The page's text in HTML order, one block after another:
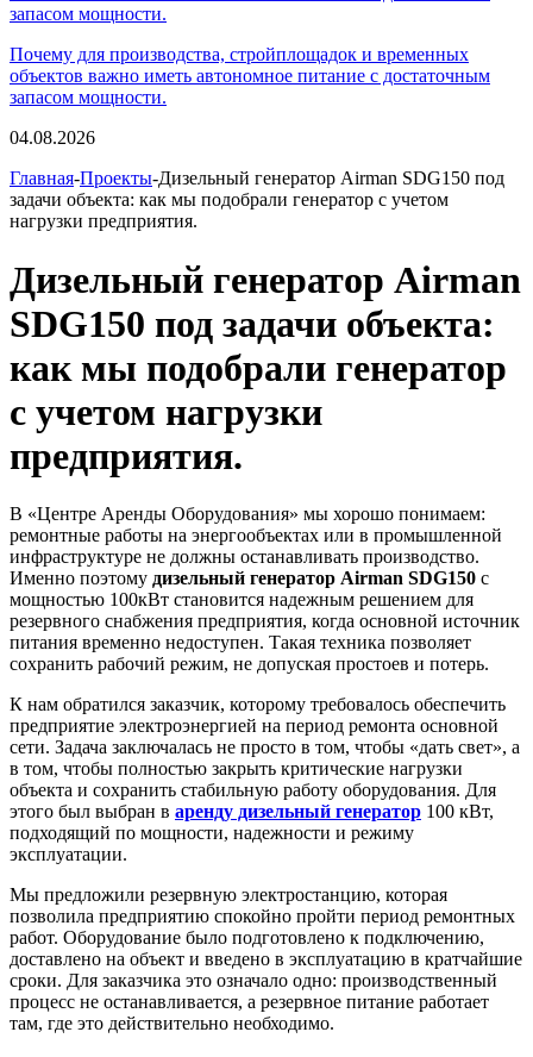
Почему для производства, стройплощадок и временных
объектов важно иметь автономное питание с достаточным
запасом мощности.
04.08.2026
Главная-Проекты-Дизельный генератор Airman SDG150 под
задачи объекта: как мы подобрали генератор с учетом
нагрузки предприятия.
Дизельный генератор Airman
SDG150 под задачи объекта:
как мы подобрали генератор
с учетом нагрузки
предприятия.
В «Центре Аренды Оборудования» мы хорошо понимаем:
ремонтные работы на энергообъектах или в промышленной
инфраструктуре не должны останавливать производство.
Именно поэтому дизельный генератор Airman SDG150 с
мощностью 100кВт становится надежным решением для
резервного снабжения предприятия, когда основной источник
питания временно недоступен. Такая техника позволяет
сохранить рабочий режим, не допуская простоев и потерь.
К нам обратился заказчик, которому требовалось обеспечить
предприятие электроэнергией на период ремонта основной
сети. Задача заключалась не просто в том, чтобы «дать свет», а
в том, чтобы полностью закрыть критические нагрузки
объекта и сохранить стабильную работу оборудования. Для
этого был выбран в аренду дизельный генератор 100 кВт,
подходящий по мощности, надежности и режиму
эксплуатации.
Мы предложили резервную электростанцию, которая
позволила предприятию спокойно пройти период ремонтных
работ. Оборудование было подготовлено к подключению,
доставлено на объект и введено в эксплуатацию в кратчайшие
сроки. Для заказчика это означало одно: производственный
процесс не останавливается, а резервное питание работает
там, где это действительно необходимо.